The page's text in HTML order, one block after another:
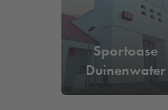
Sportoase
Duinenwater